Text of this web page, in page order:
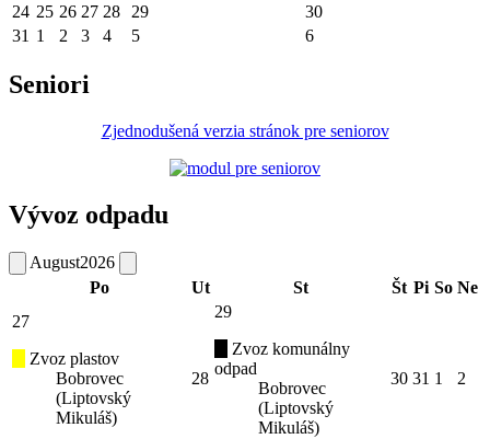
24 25 26 27 28 29
30
31 1 2 3 4 5 6
Seniori
Zjednodušená verzia stránok pre seniorov
Vývoz odpadu
August2026
Po
Ut St Št Pi So Ne
27
Zvoz plastov
Bobrovec
(Liptovský
Mikuláš)
28
29
Zvoz komunálny
odpad
Bobrovec
(Liptovský
Mikuláš)
30 31 1 2